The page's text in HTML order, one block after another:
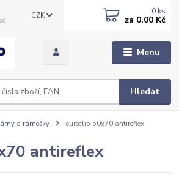
Menu
CZK
Hledat
0 ks
za 0,00 Kč
a rámečky euroclip 50x70 antireflex
antireflex